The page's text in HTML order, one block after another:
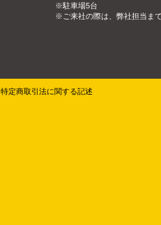
※駐車場5台
※ご来社の際は、弊社担当ま
特定商取引法に関する記述